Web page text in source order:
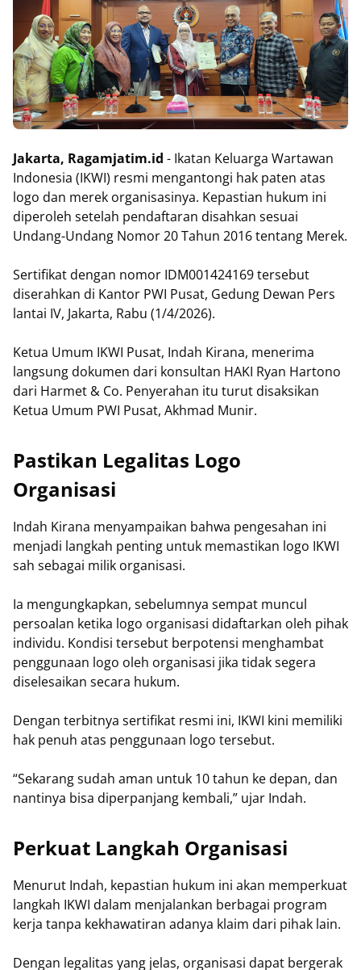
Jakarta, Ragamjatim.id - Ikatan Keluarga Wartawan
Indonesia (IKWI) resmi mengantongi hak paten atas
logo dan merek organisasinya. Kepastian hukum ini
diperoleh setelah pendaftaran disahkan sesuai
Undang-Undang Nomor 20 Tahun 2016 tentang Merek.
Sertifikat dengan nomor IDM001424169 tersebut
diserahkan di Kantor PWI Pusat, Gedung Dewan Pers
lantai IV, Jakarta, Rabu (1/4/2026).
Ketua Umum IKWI Pusat, Indah Kirana, menerima
langsung dokumen dari konsultan HAKI Ryan Hartono
dari Harmet & Co. Penyerahan itu turut disaksikan
Ketua Umum PWI Pusat, Akhmad Munir.
Pastikan Legalitas Logo
Organisasi
Indah Kirana menyampaikan bahwa pengesahan ini
menjadi langkah penting untuk memastikan logo IKWI
sah sebagai milik organisasi.
Ia mengungkapkan, sebelumnya sempat muncul
persoalan ketika logo organisasi didaftarkan oleh pihak
individu. Kondisi tersebut berpotensi menghambat
penggunaan logo oleh organisasi jika tidak segera
diselesaikan secara hukum.
Dengan terbitnya sertifikat resmi ini, IKWI kini memiliki
hak penuh atas penggunaan logo tersebut.
“Sekarang sudah aman untuk 10 tahun ke depan, dan
nantinya bisa diperpanjang kembali,” ujar Indah.
Perkuat Langkah Organisasi
Menurut Indah, kepastian hukum ini akan memperkuat
langkah IKWI dalam menjalankan berbagai program
kerja tanpa kekhawatiran adanya klaim dari pihak lain.
Dengan legalitas yang jelas, organisasi dapat bergerak